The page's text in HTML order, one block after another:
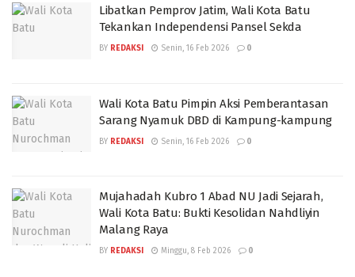
Libatkan Pemprov Jatim, Wali Kota Batu
Tekankan Independensi Pansel Sekda
BY REDAKSI Senin, 16 Feb 2026 0
Wali Kota Batu Pimpin Aksi Pemberantasan
Sarang Nyamuk DBD di Kampung-kampung
BY REDAKSI Senin, 16 Feb 2026 0
Mujahadah Kubro 1 Abad NU Jadi Sejarah,
Wali Kota Batu: Bukti Kesolidan Nahdliyin
Malang Raya
BY REDAKSI Minggu, 8 Feb 2026 0